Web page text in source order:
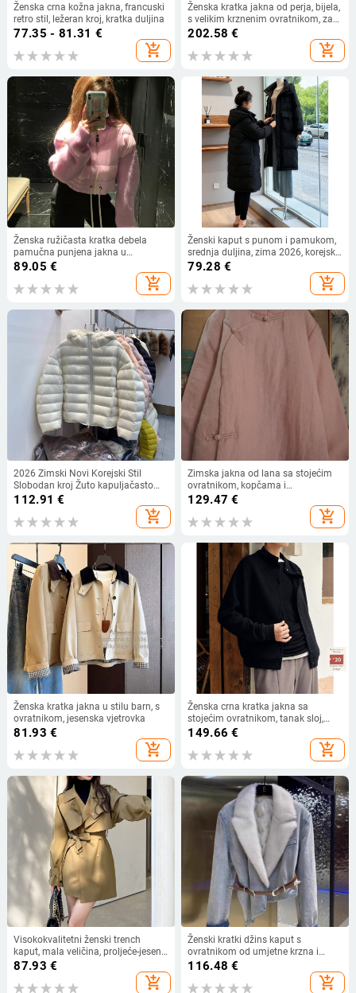
Ženska crna kožna jakna, francuski
retro stil, ležeran kroj, kratka duljina
77.35 - 81.31 €
add_shopping_cart
Ženska kratka jakna od perja, bijela,
s velikim krznenim ovratnikom, za
sitnu figuru, zimski stil, uski struk,
tijesan kroj, debeli izolacijski sloj
202.58 €
add_shopping_cart
Ženska ružičasta kratka debela
pamučna punjena jakna u
korejskom stilu s patchworkom
89.05 €
add_shopping_cart
Ženski kaput s punom i pamukom,
srednja duljina, zima 2026, korejski
stil, udoban kroj, topao.
79.28 €
add_shopping_cart
2026 Zimski Novi Korejski Stil
Slobodan kroj Žuto kapuljačasto
Puffer Jakna Žene, Kratka, S Bijelim
112.91 €
add_shopping_cart
Zimska jakna od lana sa stojećim
ovratnikom, kopčama i
dijagonalnim preklopom, retro topla
129.47 €
add_shopping_cart
Ženska kratka jakna u stilu barn, s
ovratnikom, jesenska vjetrovka
81.93 €
add_shopping_cart
Ženska crna kratka jakna sa
stojećim ovratnikom, tanak sloj,
tekstura naborane površine, casual
149.66 €
add_shopping_cart
Visokokvalitetni ženski trench
kaput, mala veličina, proljeće-jesen
2026, korejski stil, naglašeni struk
87.93 €
add_shopping_cart
Ženski kratki džins kaput s
ovratnikom od umjetne krzna i
nepravilnim remenom, uski kroj,
116.48 €
add_shopping_cart